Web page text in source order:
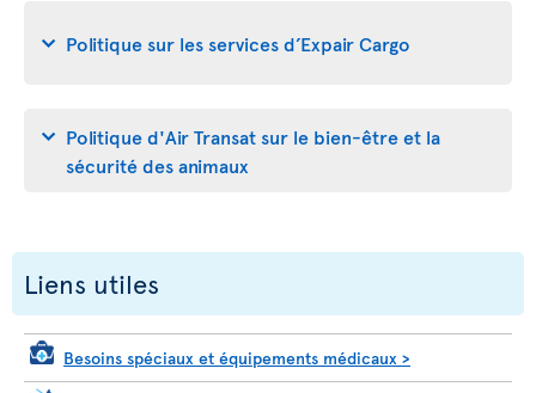
Politique sur les services d’Expair Cargo
Politique d'Air Transat sur le bien-être et la
sécurité des animaux
Liens utiles
Besoins spéciaux et équipements médicaux >